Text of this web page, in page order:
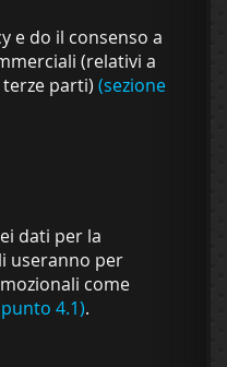
e do il consenso a
(relativi a
parti) (sezione
dati per la
useranno per
come
4.1).